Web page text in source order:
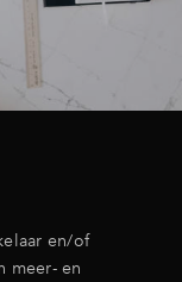
en/of
meer- en